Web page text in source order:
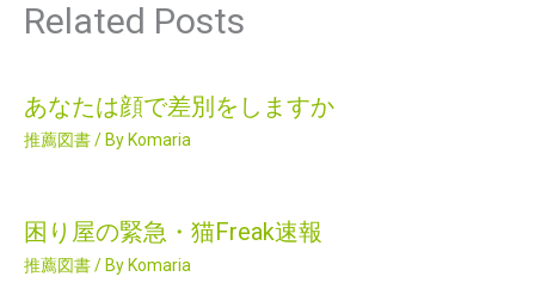
Related Posts
あなたは顔で差別をしますか
推薦図書/ ByKomaria
困り屋の緊急・猫Freak速報
推薦図書/ ByKomaria